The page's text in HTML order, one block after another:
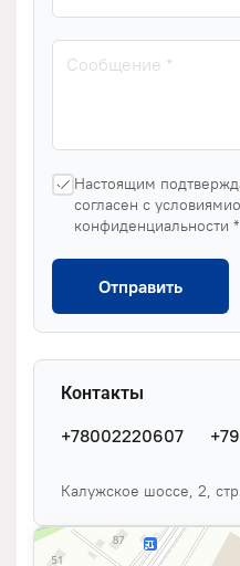
Настоящим
согласен с
конфиденциальности *
Отправить
Контакты
+78002220607
Калужское шоссе, 2,